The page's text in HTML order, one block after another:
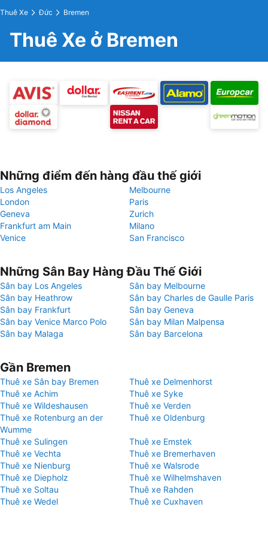
Thuê Xe Đức Bremen
Thuê Xe ở Bremen
Những điểm đến hàng đầu thế giới
Los Angeles
Melbourne
London
Paris
Geneva
Zurich
Frankfurt am Main
Milano
Venice
San Francisco
Những Sân Bay Hàng Đầu Thế Giới
Sân bay Los Angeles
Sân bay Melbourne
Sân bay Heathrow
Sân bay Charles de Gaulle Paris
Sân bay Frankfurt
Sân bay Geneva
Sân bay Venice Marco Polo
Sân bay Milan Malpensa
Sân bay Malaga
Sân bay Barcelona
Gần Bremen
Thuê xe Sân bay Bremen
Thuê xe Delmenhorst
Thuê xe Achim
Thuê xe Syke
Thuê xe Wildeshausen
Thuê xe Verden
Thuê xe Rotenburg an der
Wumme
Thuê xe Oldenburg
Thuê xe Sulingen
Thuê xe Emstek
Thuê xe Vechta
Thuê xe Bremerhaven
Thuê xe Nienburg
Thuê xe Walsrode
Thuê xe Diepholz
Thuê xe Wilhelmshaven
Thuê xe Soltau
Thuê xe Rahden
Thuê xe Wedel
Thuê xe Cuxhaven